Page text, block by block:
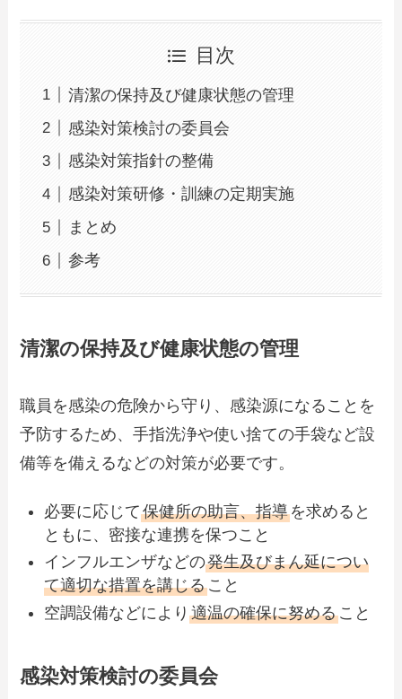
目次
清潔の保持及び健康状態の管理
感染対策検討の委員会
感染対策指針の整備
感染対策研修・訓練の定期実施
まとめ
参考
清潔の保持及び健康状態の管理
職員を感染の危険から守り、感染源になることを
予防するため、手指洗浄や使い捨ての手袋など設
備等を備えるなどの対策が必要です。
必要に応じて保健所の助言、指導を求めると
ともに、密接な連携を保つこと
インフルエンザなどの発生及びまん延につい
て適切な措置を講じること
空調設備などにより適温の確保に努めること
感染対策検討の委員会